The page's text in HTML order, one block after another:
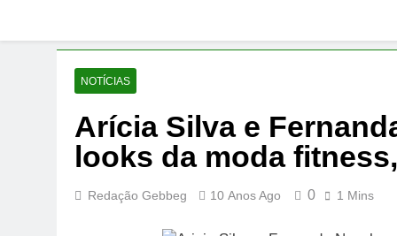
NOTÍCIAS
Arícia Silva e
looks da moda
Redação Gebbeg 10 Anos Ago 0 1 Mins